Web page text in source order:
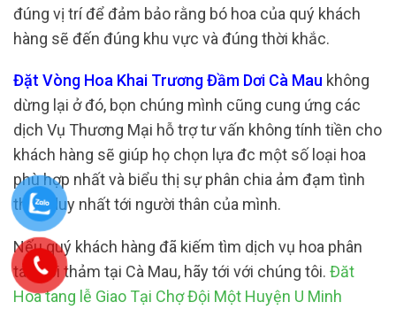
đúng vị trí để đảm bảo rằng bó hoa của quý khách
hàng sẽ đến đúng khu vực và đúng thời khắc.
Đặt Vòng Hoa Khai Trương Đầm Dơi Cà Mau không
dừng lại ở đó, bọn chúng mình cũng cung ứng các
dịch Vụ Thương Mại hỗ trợ tư vấn không tính tiền cho
khách hàng sẽ giúp họ chọn lựa đc một số loại hoa
phù hợp nhất và biểu thị sự phân chia ảm đạm tình
thực duy nhất tới người thân của mình.
Nếu quý khách hàng đã kiếm tìm dịch vụ hoa phân
tách bi thảm tại Cà Mau, hãy tới với chúng tôi. Đăt
Hoa tang lễ Giao Tại Chợ Đội Một Huyện U Minh